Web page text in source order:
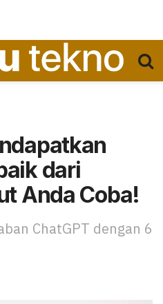
dari
Anda Coba!
ChatGPT dengan 6